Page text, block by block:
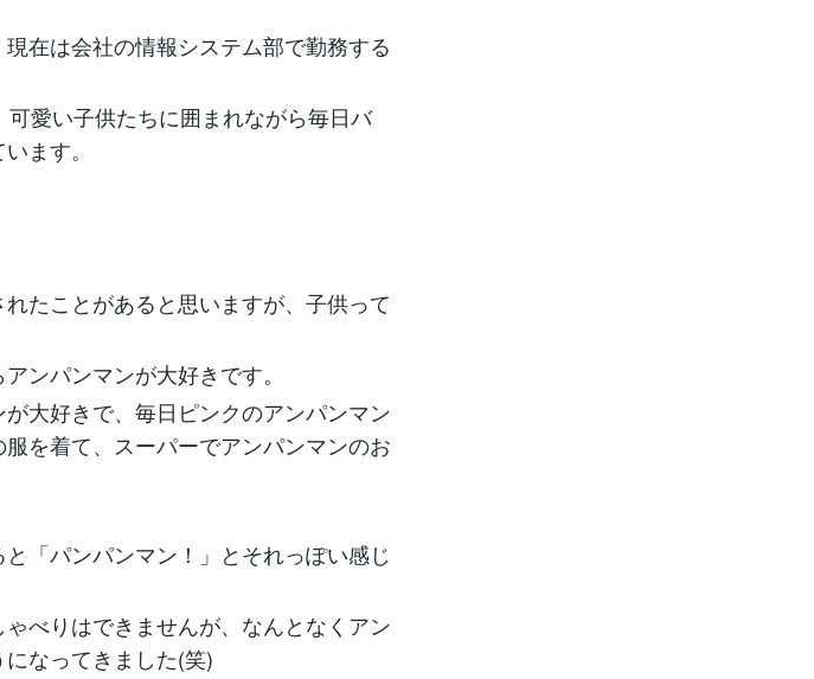
在は会社の情報システム部で勤務する
愛い子供たちに囲まれながら毎日バ
ます。
たことがあると思いますが、子供って
ンパンマンが大好きです。
大好きで、毎日ピンクのアンパンマン
を着て、スーパーでアンパンマンのお
「パンパンマン！」とそれっぽい感じ
べりはできませんが、なんとなくアン
なってきました(笑)